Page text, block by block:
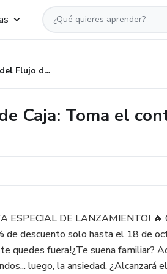
El Método del Flujo de Caja: Toma el control de tu dinero y elimina la ansiedad.
Caja: Toma el
ESPECIAL DE LANZAMIENTO!
de descuento solo hasta el 18 de
te quedes fuera!¿Te suena familiar?
luego, la ansiedad.